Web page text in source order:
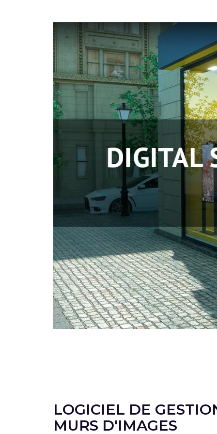
LOGICIEL DE
MURS D'IMAGES